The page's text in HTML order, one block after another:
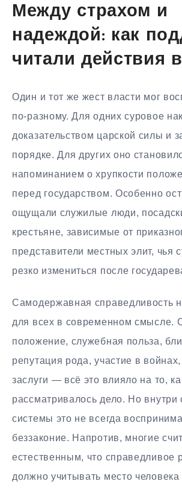
Между страхом и
надеждой: как
читали действия
Один и тот же жест власти мог
по-разному. Для одних суровое
доказательством царской силы и
порядке. Для других оно
напоминанием о хрупкости
перед государством. Особенно
ощущали служилые люди,
крестьяне, зависимые от
представители местных элит, чья
резко измениться после
Самодержавная справедливость
для всех в современном смысле.
положение, служебная польза,
репутация рода, участие в
заслуги — всё это влияло на то,
рассматривалось дело. Но внутри
системы это не всегда
беззаконие. Напротив, многие
естественным, что справедливое
должно учитывать место